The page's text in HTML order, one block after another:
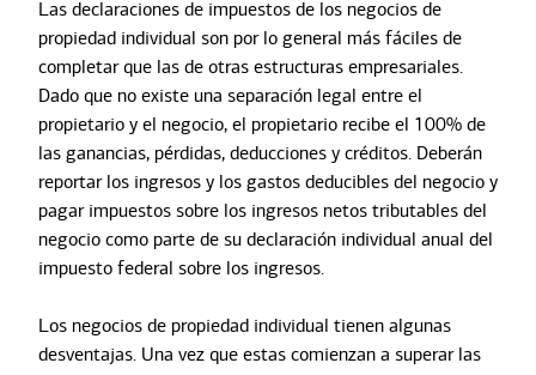
Las declaraciones de impuestos de los negocios de
propiedad individual son por lo general más fáciles de
completar que las de otras estructuras empresariales.
Dado que no existe una separación legal entre el
propietario y el negocio, el propietario recibe el 100% de
las ganancias, pérdidas, deducciones y créditos. Deberán
reportar los ingresos y los gastos deducibles del negocio y
pagar impuestos sobre los ingresos netos tributables del
negocio como parte de su declaración individual anual del
impuesto federal sobre los ingresos.
Los negocios de propiedad individual tienen algunas
desventajas. Una vez que estas comienzan a superar las